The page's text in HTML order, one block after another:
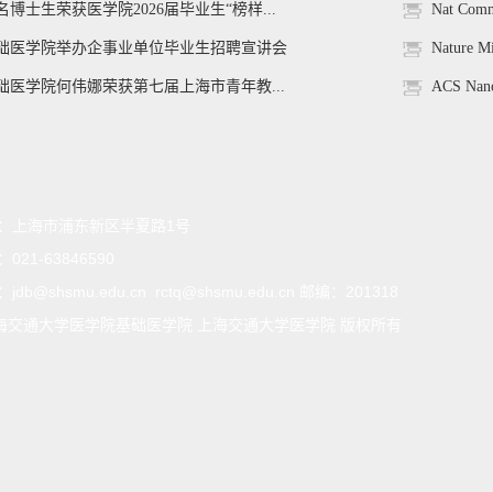
博士生荣获医学院2026届毕业生“榜样...
医学院举办企事业单位毕业生招聘宣讲会
医学院何伟娜荣获第七届上海市青年教...
Nat
Nature
ACS